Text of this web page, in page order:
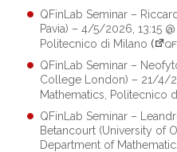
QFinLab Seminar –
Pavia) – 4/5/2026, 13:15
Politecnico di Milano (
QFinLab Seminar –
College London) – 21/4/
Mathematics, Politecnico
QFinLab Seminar –
Betancourt (University of
Department of